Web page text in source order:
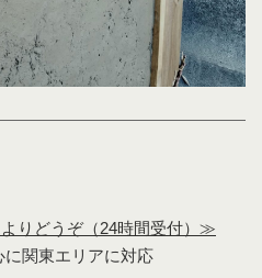
りどうぞ（24時間受付）≫
に関東エリアに対応